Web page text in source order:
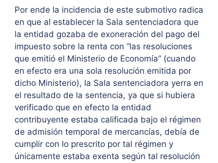
Por ende la incidencia de este submotivo radica
en que al establecer la Sala sentenciadora que
la entidad gozaba de exoneración del pago del
impuesto sobre la renta con “las resoluciones
que emitió el Ministerio de Economía” (cuando
en efecto era una sola resolución emitida por
dicho Ministerio), la Sala sentenciadora yerra en
el resultado de la sentencia, ya que si hubiera
verificado que en efecto la entidad
contribuyente estaba calificada bajo el régimen
de admisión temporal de mercancías, debía de
cumplir con lo prescrito por tal régimen y
únicamente estaba exenta según tal resolución